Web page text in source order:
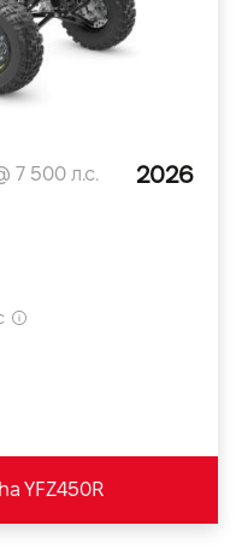
7 500 л.с. 2026
YFZ450R